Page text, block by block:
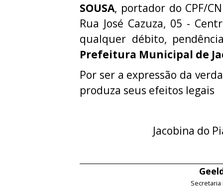
SOUSA, portador do CPF/
Rua José Cazuza, 05 -
qualquer débito,
Prefeitura Municipal de
Por ser a expressão da
produza seus efeitos legais
Jacobina do